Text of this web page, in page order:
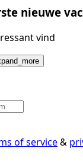
nieuwe
vind
of service&